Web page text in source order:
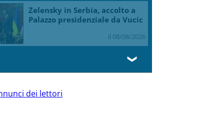
Zelensky in Serbia, accolto a
Palazzo presidenziale da Vucic
il 08/08/2026
❯